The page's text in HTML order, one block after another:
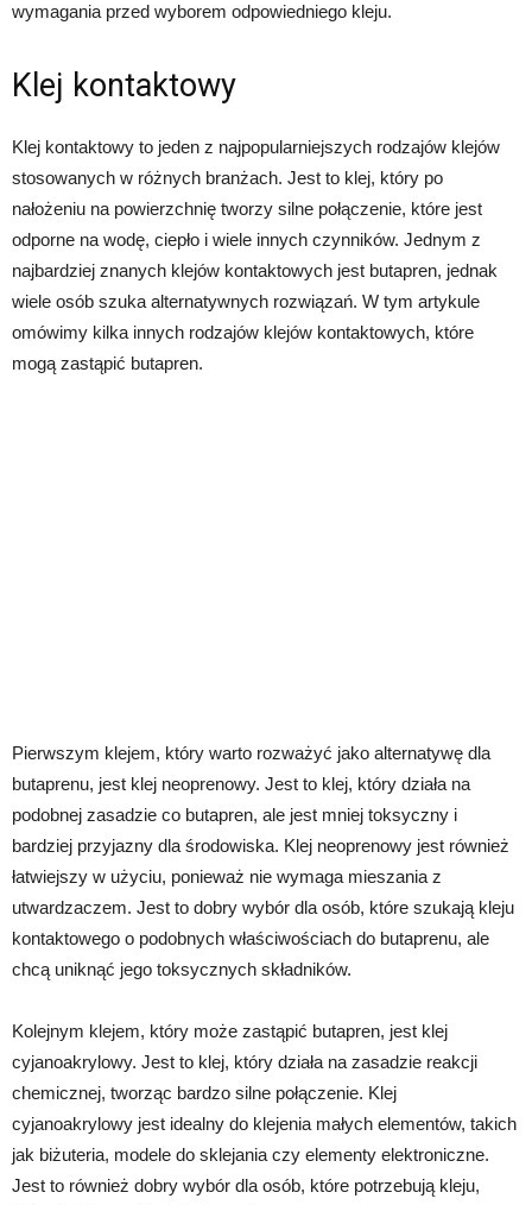
wymagania przed wyborem odpowiedniego kleju.
Klej kontaktowy
Klej kontaktowy to jeden z najpopularniejszych rodzajów klejów
stosowanych w różnych branżach. Jest to klej, który po
nałożeniu na powierzchnię tworzy silne połączenie, które jest
odporne na wodę, ciepło i wiele innych czynników. Jednym z
najbardziej znanych klejów kontaktowych jest butapren, jednak
wiele osób szuka alternatywnych rozwiązań. W tym artykule
omówimy kilka innych rodzajów klejów kontaktowych, które
mogą zastąpić butapren.
Pierwszym klejem, który warto rozważyć jako alternatywę dla
butaprenu, jest klej neoprenowy. Jest to klej, który działa na
podobnej zasadzie co butapren, ale jest mniej toksyczny i
bardziej przyjazny dla środowiska. Klej neoprenowy jest również
łatwiejszy w użyciu, ponieważ nie wymaga mieszania z
utwardzaczem. Jest to dobry wybór dla osób, które szukają kleju
kontaktowego o podobnych właściwościach do butaprenu, ale
chcą uniknąć jego toksycznych składników.
Kolejnym klejem, który może zastąpić butapren, jest klej
cyjanoakrylowy. Jest to klej, który działa na zasadzie reakcji
chemicznej, tworząc bardzo silne połączenie. Klej
cyjanoakrylowy jest idealny do klejenia małych elementów, takich
jak biżuteria, modele do sklejania czy elementy elektroniczne.
Jest to również dobry wybór dla osób, które potrzebują kleju,